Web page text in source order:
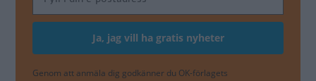
Genom att anmäla dig godkänner du OK-förlagets